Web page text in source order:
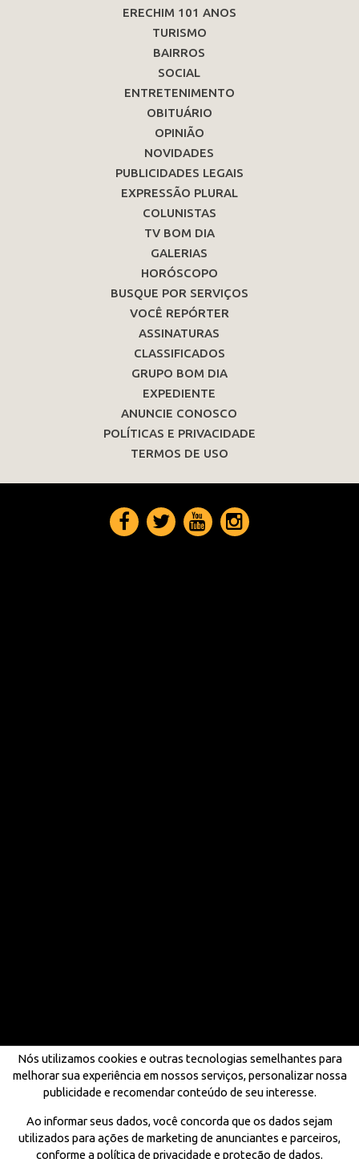
ERECHIM 101 ANOS
TURISMO
BAIRROS
SOCIAL
ENTRETENIMENTO
OBITUÁRIO
OPINIÃO
NOVIDADES
PUBLICIDADES LEGAIS
EXPRESSÃO PLURAL
COLUNISTAS
TV BOM DIA
GALERIAS
HORÓSCOPO
BUSQUE POR SERVIÇOS
VOCÊ REPÓRTER
ASSINATURAS
CLASSIFICADOS
GRUPO BOM DIA
EXPEDIENTE
ANUNCIE CONOSCO
POLÍTICAS E PRIVACIDADE
TERMOS DE USO
Nós utilizamos cookies e outras tecnologias semelhantes para
melhorar sua experiência em nossos serviços, personalizar nossa
publicidade e recomendar conteúdo de seu interesse.
Ao informar seus dados, você concorda que os dados sejam
utilizados para ações de marketing de anunciantes e parceiros,
conforme a política de privacidade e proteção de dados.